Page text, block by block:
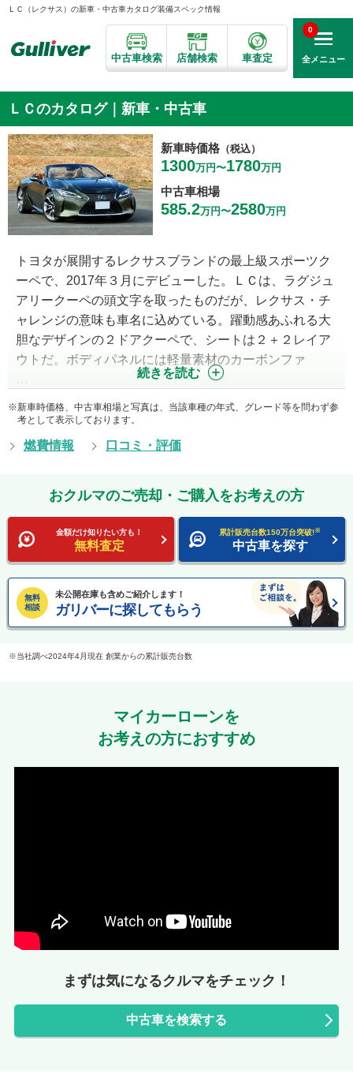
ＬＣ（レクサス）の新車・中古車カタログ装備スペック情報
中古車検索 店舗検索 車査定 全メニュー
0
ＬＣのカタログ｜新車・中古車
新車時価格 （税込）
1300万円〜1780万円
中古車相場
585.2万円〜2580万円
トヨタが展開するレクサスブランドの最上級スポーツク
ーペで、2017年３月にデビューした。ＬＣは、ラグジュ
アリークーペの頭文字を取ったものだが、レクサス・チ
ャレンジの意味も車名に込めている。躍動感あふれる大
胆なデザインの２ドアクーペで、シートは２＋２レイア
ウトだ。ボディパネルには軽量素材のカーボンファ
続きを読む
新車時価格、中古車相場と写真は、当該車種の年式、グレード等を問わず参
考として表示しております。
燃費情報 口コミ・評価
おクルマのご売却・ご購入をお考えの方
金額だけ知りたい方も！
無料査定
累計販売台数150万台突破!※
中古車を探す
無料
相談
未公開在庫も含めご紹介します！
ガリバーに探してもらう
当社調べ2024年4月現在 創業からの累計販売台数
マイカーローンを
お考えの方におすすめ
まずは気になるクルマをチェック！
中古車を検索する